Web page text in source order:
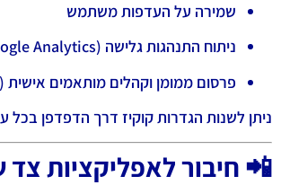
שמירה על העדפות משתמש
ניתוח התנהגות גלישה (Google Analytics)
פרסום ממומן וקהלים מותאמים אישית (Facebook Pixel)
ניתן לשנות הגדרות קוקיז דרך הדפדפן בכל
📲 חיבור לאפליקציות צד